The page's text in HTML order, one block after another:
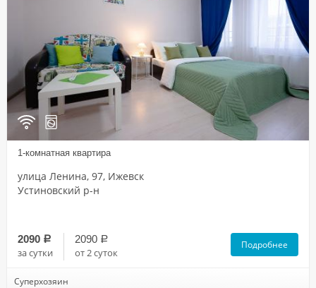
1-комнатная квартира
улица Ленина, 97, Ижевск
Устиновский р-н
2090 a
за сутки
2090 a
от 2 суток
Подробнее
Суперхозяин